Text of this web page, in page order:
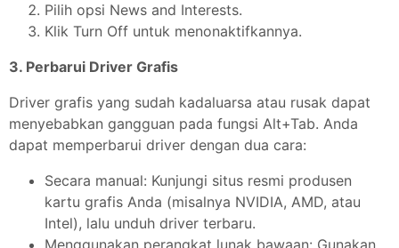
Pilih opsi News and Interests.
Klik Turn Off untuk menonaktifkannya.
3. Perbarui Driver Grafis
Driver grafis yang sudah kadaluarsa atau rusak dapat
menyebabkan gangguan pada fungsi Alt+Tab. Anda
dapat memperbarui driver dengan dua cara:
Secara manual: Kunjungi situs resmi produsen
kartu grafis Anda (misalnya NVIDIA, AMD, atau
Intel), lalu unduh driver terbaru.